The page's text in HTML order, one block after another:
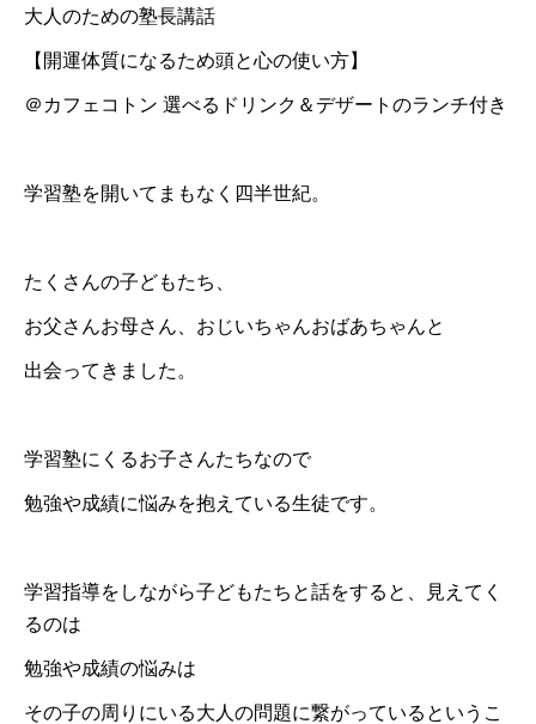
大人のための塾長講話
【開運体質になるため頭と心の使い方】
＠カフェコトン 選べるドリンク＆デザートのランチ付き
学習塾を開いてまもなく四半世紀。
たくさんの子どもたち、
お父さんお母さん、おじいちゃんおばあちゃんと
出会ってきました。
学習塾にくるお子さんたちなので
勉強や成績に悩みを抱えている生徒です。
学習指導をしながら子どもたちと話をすると、見えてく
るのは
勉強や成績の悩みは
その子の周りにいる大人の問題に繋がっているというこ